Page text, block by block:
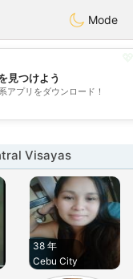
PhilippinesChat
Mode
💕
見つけよう
アプリをダウンロード！
Visayas
38 年
Cebu City